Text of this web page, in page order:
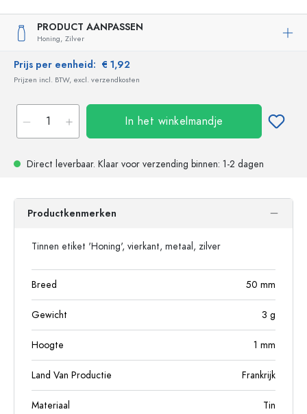
PRODUCT AANPASSEN
Honing, Zilver
Prijs per eenheid: € 1,92
Prijzen incl. BTW, excl. verzendkosten
In het winkelmandje
Direct leverbaar. Klaar voor verzending binnen: 1-2 dagen
Productkenmerken
Tinnen etiket 'Honing', vierkant, metaal, zilver
Breed 50 mm
Gewicht 3 g
Hoogte 1 mm
Land Van Productie Frankrijk
Materiaal Tin